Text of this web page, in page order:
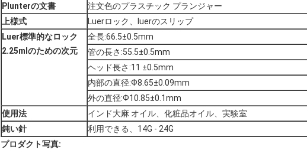
Plunterの文書
注文色のプラスチック プランジャー
上様式
Luerロック、luerのスリップ
Luer標準的なロック
2.25mlのための次元
全長:66.5±0.5mm
管の長さ:55.5±0.5mm
ヘッド長さ:11 ±0.5mm
内部の直径:Ф8.65±0.09mm
外の直径:Ф10.85±0.1mm
使用法
インド大麻 オイル、化粧品オイル、実験室
鈍い針
利用できる、14G - 24G
プロダクト写真: